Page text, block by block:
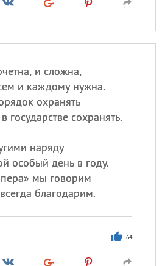
и сложна,
и каждому нужна.
охранять
государстве сохранять.
наряду
особый день в году.
мы говорим
благодарим.
64